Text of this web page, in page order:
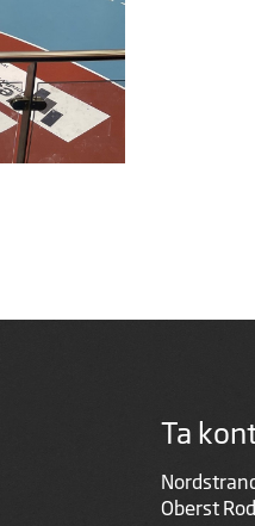
Ta
Oberst